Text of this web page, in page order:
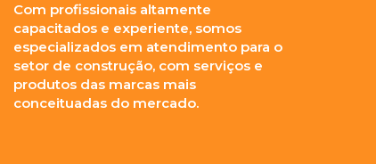
Com profissionais altamente
capacitados e experiente, somos
especializados em atendimento para o
setor de construção, com serviços e
produtos das marcas mais
conceituadas do mercado.